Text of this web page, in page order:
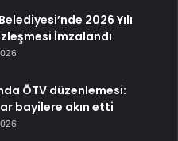
2026 Yılı
İmzalandı
ÖTV düzenlemesi:
bayilere akın etti